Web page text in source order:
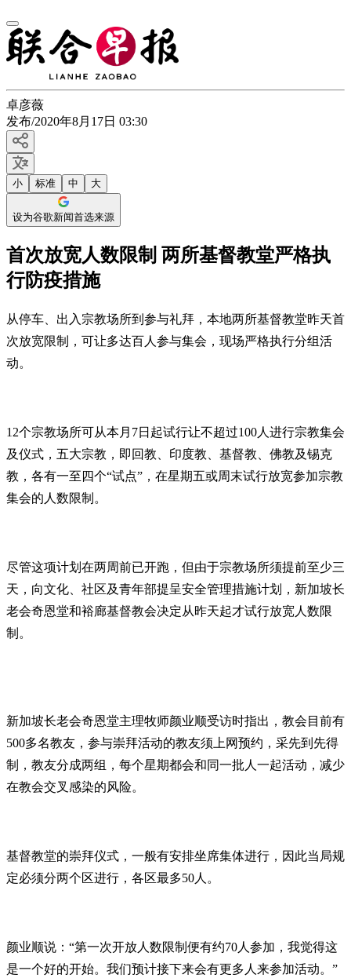
卓彦薇
发布/2020年8月17日 03:30
小 标准 中 大
设为谷歌新闻首选来源
首次放宽人数限制 两所基督教堂严格执
行防疫措施
从停车、出入宗教场所到参与礼拜，本地两所基督教堂昨天首
次放宽限制，可让多达百人参与集会，现场严格执行分组活
动。
12个宗教场所可从本月7日起试行让不超过100人进行宗教集会
及仪式，五大宗教，即回教、印度教、基督教、佛教及锡克
教，各有一至四个“试点”，在星期五或周末试行放宽参加宗教
集会的人数限制。
尽管这项计划在两周前已开跑，但由于宗教场所须提前至少三
天，向文化、社区及青年部提呈安全管理措施计划，新加坡长
老会奇恩堂和裕廊基督教会决定从昨天起才试行放宽人数限
制。
新加坡长老会奇恩堂主理牧师颜业顺受访时指出，教会目前有
500多名教友，参与崇拜活动的教友须上网预约，采先到先得
制，教友分成两组，每个星期都会和同一批人一起活动，减少
在教会交叉感染的风险。
基督教堂的崇拜仪式，一般有安排坐席集体进行，因此当局规
定必须分两个区进行，各区最多50人。
颜业顺说：“第一次开放人数限制便有约70人参加，我觉得这
是一个好的开始。我们预计接下来会有更多人来参加活动。”